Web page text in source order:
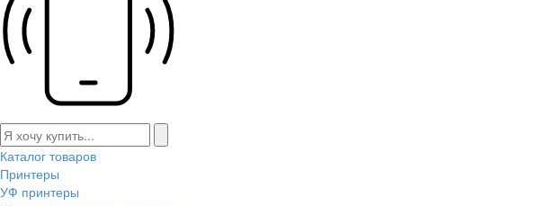
Каталог товаров
Принтеры
УФ принтеры